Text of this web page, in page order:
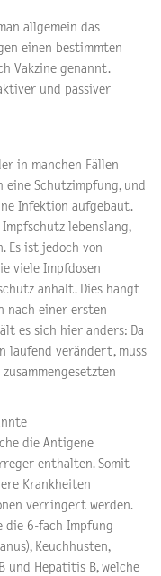
allgemein das
einen bestimmten
Vakzine genannt.
und passiver
in manchen Fällen
Schutzimpfung, und
Infektion aufgebaut.
lebenslang,
Es ist jedoch von
viele Impfdosen
anhält. Dies hängt
nach einer ersten
es sich hier anders: Da
laufend verändert, muss
die Antigene
enthalten. Somit
Krankheiten
verringert werden.
die 6-fach Impfung
Keuchhusten,
und Hepatitis B, welche